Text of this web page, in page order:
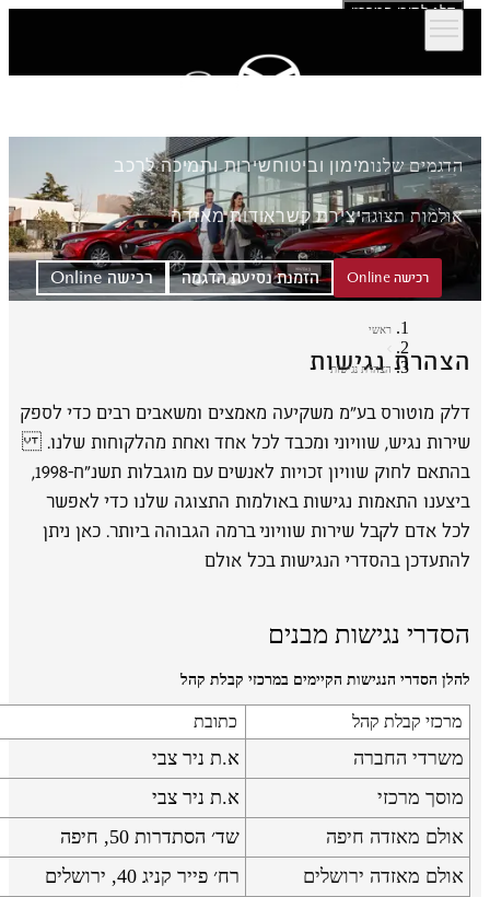
דלג לתוכן המרכזי
הדגמים שלנומימון וביטוחשירות ותמיכה לרכב
אולמות תצוגהיצירת קשראודות מאזדה
רכישה Online הזמנת נסיעת הדגמה רכישה Online
ראשי
הצהרת נגישות
הצהרת נגישות
דלק מוטורס בע"מ משקיעה מאמצים ומשאבים רבים כדי לספק
שירות נגיש, שוויוני ומכבד לכל אחד ואחת מהלקוחות שלנו.
בהתאם לחוק שוויון זכויות לאנשים עם מוגבלות תשנ״ח-1998,
ביצענו התאמות נגישות באולמות התצוגה שלנו כדי לאפשר
לכל אדם לקבל שירות שוויוני ברמה הגבוהה ביותר. כאן ניתן
להתעדכן בהסדרי הנגישות בכל אולם
הסדרי נגישות מבנים
להלן הסדרי הנגישות הקיימים במרכזי קבלת קהל
מרכזי קבלת קהל כתובת
משרדי החברה
א.ת ניר צבי
מוסך מרכזי
א.ת ניר צבי
אולם מאזדה חיפה
שד׳ הסתדרות 50, חיפה
אולם מאזדה ירושלים
רח׳ פייר קניג 40, ירושלים